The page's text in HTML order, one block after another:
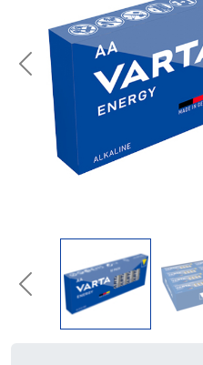
Previous
Previous